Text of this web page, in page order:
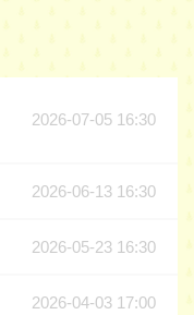
2026-07-05 16:30
2026-06-13 16:30
2026-05-23 16:30
2026-04-03 17:00